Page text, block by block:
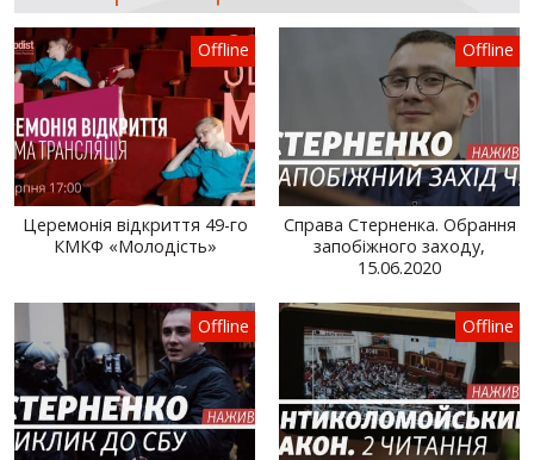
Offline
Церемонія відкриття 49-го
КМКФ «Молодість»
Offline
Справа Стерненка. Обрання
запобіжного заходу,
15.06.2020
Offline Offline